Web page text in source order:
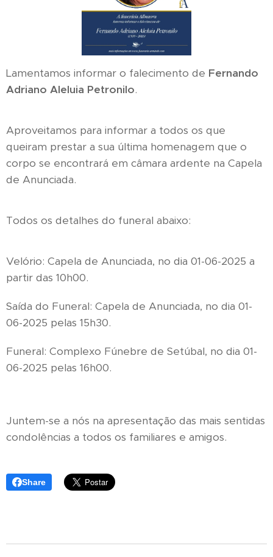
Lamentamos informar o falecimento de Fernando
Adriano Aleluia Petronilo.
Aproveitamos para informar a todos os que
queiram prestar a sua última homenagem que o
corpo se encontrará em câmara ardente na Capela
de Anunciada.
Todos os detalhes do funeral abaixo:
Velório: Capela de Anunciada, no dia 01-06-2025 a
partir das 10h00.
Saída do Funeral: Capela de Anunciada, no dia 01-
06-2025 pelas 15h30.
Funeral: Complexo Fúnebre de Setúbal, no dia 01-
06-2025 pelas 16h00.
Juntem-se a nós na apresentação das mais sentidas
condolências a todos os familiares e amigos.
Share